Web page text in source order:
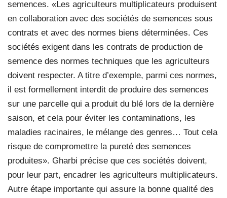
semences. «Les agriculteurs multiplicateurs produisent
en collaboration avec des sociétés de semences sous
contrats et avec des normes biens déterminées. Ces
sociétés exigent dans les contrats de production de
semence des normes techniques que les agriculteurs
doivent respecter. A titre d’exemple, parmi ces normes,
il est formellement interdit de produire des semences
sur une parcelle qui a produit du blé lors de la dernière
saison, et cela pour éviter les contaminations, les
maladies racinaires, le mélange des genres… Tout cela
risque de compromettre la pureté des semences
produites». Gharbi précise que ces sociétés doivent,
pour leur part, encadrer les agriculteurs multiplicateurs.
Autre étape importante qui assure la bonne qualité des